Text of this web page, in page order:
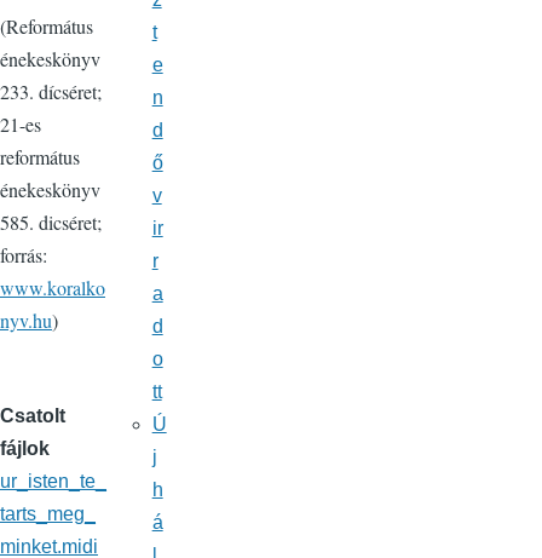
(Református
énekeskönyv
233. dícséret;
21-es
református
énekeskönyv
585. dicséret;
forrás:
www.koralko
nyv.hu)
Csatolt
fájlok
ur_isten_te_
tarts_meg_
minket.midi
t
e
n
d
ő
v
ir
r
a
d
o
tt
Ú
j
h
á